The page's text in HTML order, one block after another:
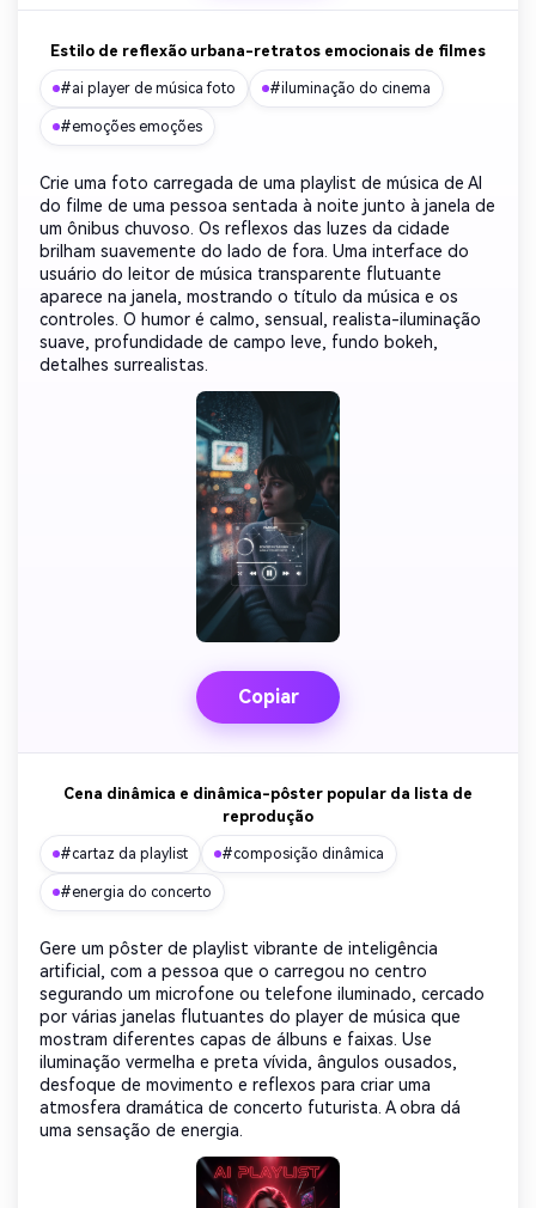
Estilo de reflexão urbana-retratos emocionais de filmes
#ai player de música foto #iluminação do cinema
#emoções emoções
Crie uma foto carregada de uma playlist de música de AI
do filme de uma pessoa sentada à noite junto à janela de
um ônibus chuvoso. Os reflexos das luzes da cidade
brilham suavemente do lado de fora. Uma interface do
usuário do leitor de música transparente flutuante
aparece na janela, mostrando o título da música e os
controles. O humor é calmo, sensual, realista-iluminação
suave, profundidade de campo leve, fundo bokeh,
detalhes surrealistas.
Copiar
Cena dinâmica e dinâmica-pôster popular da lista de
reprodução
#cartaz da playlist #composição dinâmica
#energia do concerto
Gere um pôster de playlist vibrante de inteligência
artificial, com a pessoa que o carregou no centro
segurando um microfone ou telefone iluminado, cercado
por várias janelas flutuantes do player de música que
mostram diferentes capas de álbuns e faixas. Use
iluminação vermelha e preta vívida, ângulos ousados,
desfoque de movimento e reflexos para criar uma
atmosfera dramática de concerto futurista. A obra dá
uma sensação de energia.